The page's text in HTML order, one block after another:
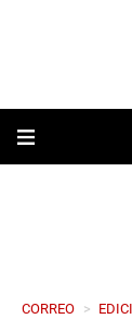
CORREO >